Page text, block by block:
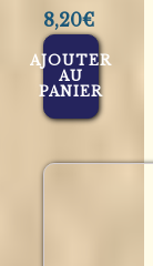
8,20€
AJOUTER
AU
PANIER